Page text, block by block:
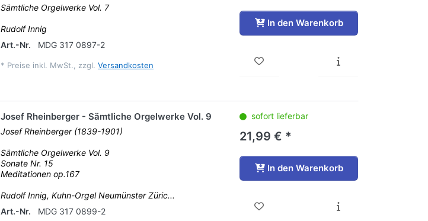
Sämtliche Orgelwerke Vol. 7
Rudolf Innig
Art.-Nr.
MDG 317 0897-2
* Preise inkl. MwSt., zzgl. Versandkosten
In den Warenkorb
Josef Rheinberger - Sämtliche Orgelwerke Vol. 9
Josef Rheinberger (1839-1901)
Sämtliche Orgelwerke Vol. 9
Sonate Nr. 15
Meditationen op.167
Rudolf Innig, Kuhn-Orgel Neumünster Züric...
Art.-Nr.
MDG 317 0899-2
sofort lieferbar
21,99 € *
In den Warenkorb